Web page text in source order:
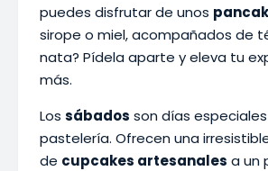
puedes disfrutar de unos
sirope o miel, acompañados de
nata? Pídela aparte y eleva tu
más.
Los sábados son días
pastelería. Ofrecen una
de cupcakes artesanales a un